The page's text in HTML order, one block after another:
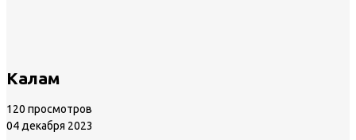
Калам
120 просмотров
04 декабря 2023